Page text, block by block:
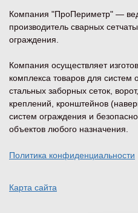
Компания "ПроПериметр" —
производитель сварных
ограждения.
Компания осуществляет
комплекса товаров для систем
стальных заборных сеток,
креплений, кронштейнов
систем ограждения и
объектов любого назначения.
Политика конфиденциальности
Карта сайта